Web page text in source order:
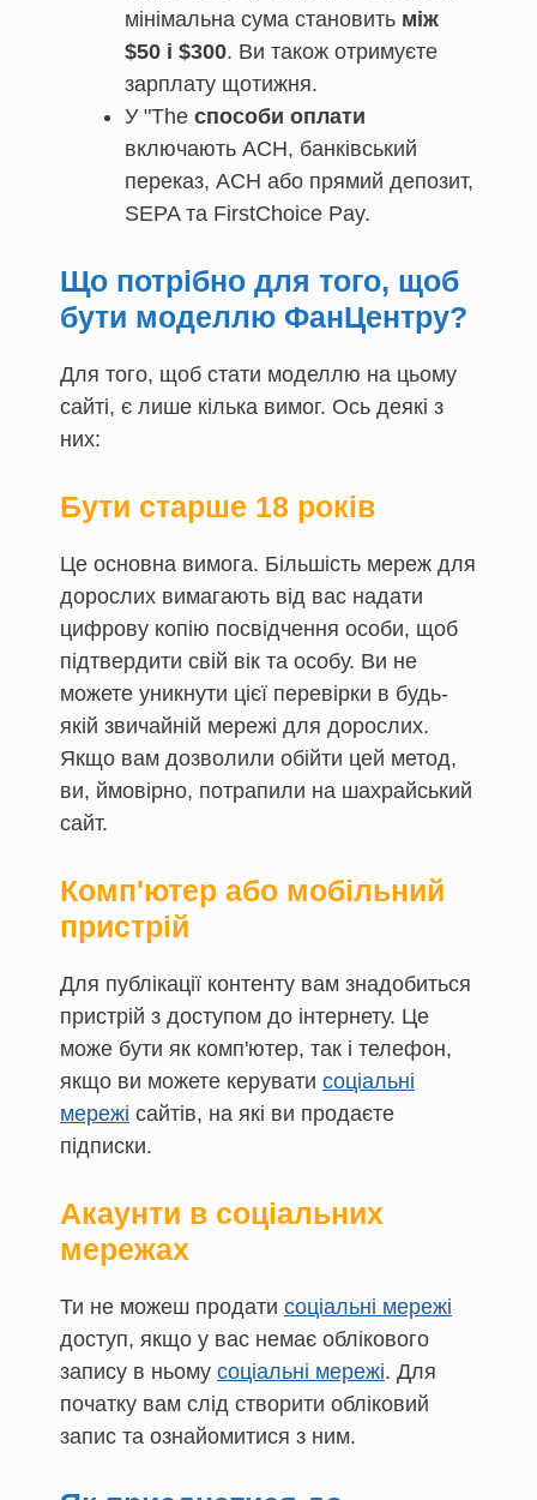
мінімальна сума становить між
$50 і $300. Ви також отримуєте
зарплату щотижня.
У "The способи оплати
включають ACH, банківський
переказ, ACH або прямий депозит,
SEPA та FirstChoice Pay.
Що потрібно для того, щоб
бути моделлю ФанЦентру?
Для того, щоб стати моделлю на цьому
сайті, є лише кілька вимог. Ось деякі з
них:
Бути старше 18 років
Це основна вимога. Більшість мереж для
дорослих вимагають від вас надати
цифрову копію посвідчення особи, щоб
підтвердити свій вік та особу. Ви не
можете уникнути цієї перевірки в будь-
якій звичайній мережі для дорослих.
Якщо вам дозволили обійти цей метод,
ви, ймовірно, потрапили на шахрайський
сайт.
Комп'ютер або мобільний
пристрій
Для публікації контенту вам знадобиться
пристрій з доступом до інтернету. Це
може бути як комп'ютер, так і телефон,
якщо ви можете керувати соціальні
мережі сайтів, на які ви продаєте
підписки.
Акаунти в соціальних
мережах
Ти не можеш продати соціальні мережі
доступ, якщо у вас немає облікового
запису в ньому соціальні мережі. Для
початку вам слід створити обліковий
запис та ознайомитися з ним.